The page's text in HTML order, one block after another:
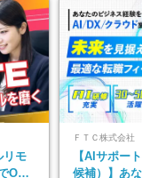
リモ
OK
ＦＴＣ株式会社
【AIサポー
候補）】あ